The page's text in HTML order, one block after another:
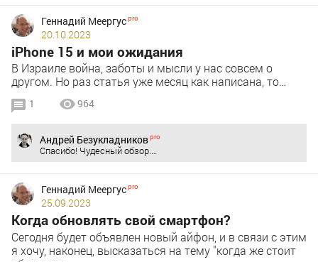
Геннадий Меергус
20.10.2023
iPhone 15 и мои ожидания
В Израиле война, заботы и мысли у нас совсем о
другом. Но раз статья уже месяц как написана, то…
1 964
Андрей Безукладников
Спасибо! Чудесный обзор.…
Геннадий Меергус
25.09.2023
Когда обновлять свой смартфон?
Сегодня будет объявлен новый айфон, и в связи с этим
я хочу, наконец, высказаться на тему "когда же стоит